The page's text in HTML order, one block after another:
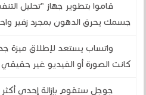
قاموا بتطوير جهاز "تحليل
جسمك يحرق الدهون بمجرد زفير
واتساب يستعد لإطلاق ميزة
كانت الصورة أو الفيديو غير حقيقي
جوجل ستقوم بإزالة إحدى أكثر